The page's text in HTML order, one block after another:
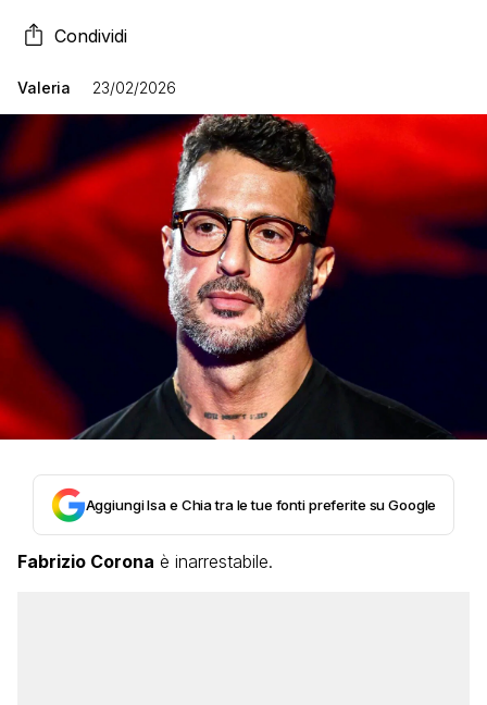
Condividi
Valeria 23/02/2026
Aggiungi Isa e Chia tra le tue fonti preferite su Google
Fabrizio Corona è inarrestabile.